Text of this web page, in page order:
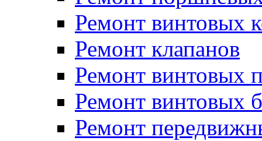
Ремонт винтовых
Ремонт клапанов
Ремонт винтовых
Ремонт винтовых
Ремонт